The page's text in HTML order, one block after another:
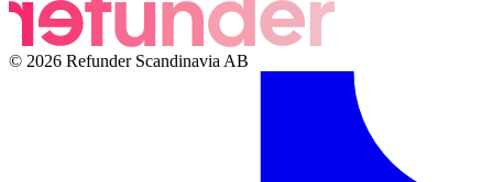
© 2026 Refunder Scandinavia AB